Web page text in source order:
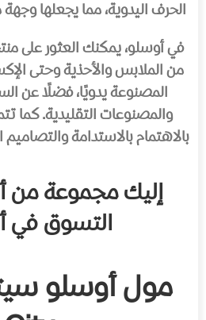
الحرف اليدوية، مما يجعلها
في أوسلو، يمكنك العثور على
من الملابس والأحذية وحتى
المصنوعة يدويًا، فضلًا عن
والمصنوعات التقليدية. كما
بالاهتمام بالاستدامة
إليك مجموعة من
التسوق في